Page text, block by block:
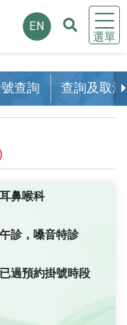
選單
EN
查詢 查詢及取消
耳鼻喉科
午診，嗓音特診
已過預約掛號時段